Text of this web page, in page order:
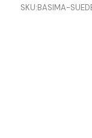
SKU:BASIMA-